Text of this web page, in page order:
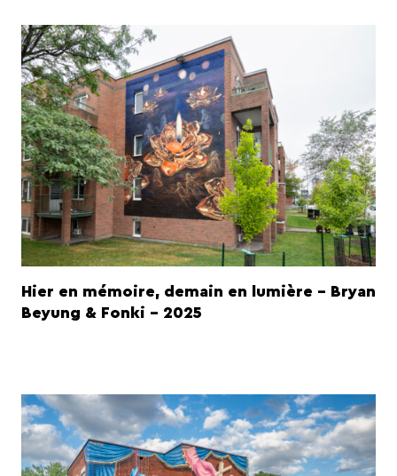
Hier en mémoire, demain en lumière - Bryan
Beyung & Fonki - 2025